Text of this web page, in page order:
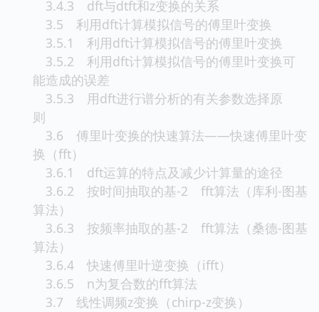
3.4.3 dft与dtft和z变换的关系
3.5 利用dft计算模拟信号的傅里叶变换
3.5.1 利用dft计算模拟信号的傅里叶变换
3.5.2 利用dft计算模拟信号的傅里叶变换可
能造成的误差
3.5.3 用dft进行谱分析的有关参数选择原
则
3.6 傅里叶变换的快速算法——快速傅里叶变
换（fft）
3.6.1 dft运算的特点及减少计算量的途径
3.6.2 按时间抽取的基-2 fft算法（库利-图基
算法）
3.6.3 按频率抽取的基-2 fft算法（桑德-图基
算法）
3.6.4 快速傅里叶逆变换（ifft）
3.6.5 n为复合数的fft算法
3.7 线性调频z变换（chirp-z变换）